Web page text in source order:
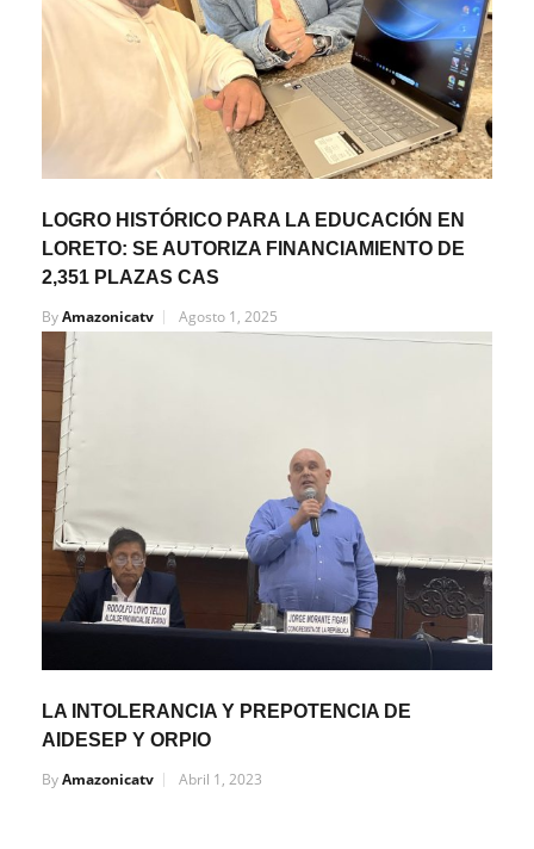
LOGRO HISTÓRICO PARA LA EDUCACIÓN EN
LORETO: SE AUTORIZA FINANCIAMIENTO DE
2,351 PLAZAS CAS
ByAmazonicatv Agosto 1, 2025
LA INTOLERANCIA Y PREPOTENCIA DE
AIDESEP Y ORPIO
ByAmazonicatv Abril 1, 2023